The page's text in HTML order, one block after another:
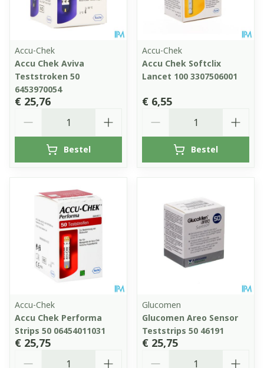
Accu-Chek
Accu Chek Aviva
Teststroken 50
6453970054
€ 25,76
Bestel
Accu-Chek
Accu Chek Softclix
Lancet 100 3307506001
€ 6,55
Bestel
Accu-Chek
Accu Chek Performa
Strips 50 06454011031
€ 25,75
Glucomen
Glucomen Areo Sensor
Teststrips 50 46191
€ 25,75